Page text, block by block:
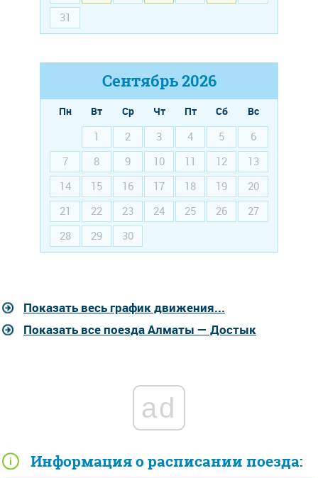
Информация о расписании поезда:
31
Сентябрь2026
Пн Вт Ср Чт Пт Сб
Вс
1
2 3 4 5
6
7
8 9 10 11 12
13
14
15 16 17 18 19
20
21
22 23 24 25 26
27
28
29 30
Показать весь график движения...
Показать все поезда Алматы — Достык
ad